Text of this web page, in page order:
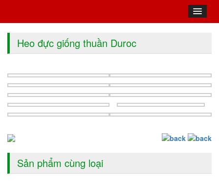
Heo đực giống thuần Duroc
Sản phẩm cùng loại